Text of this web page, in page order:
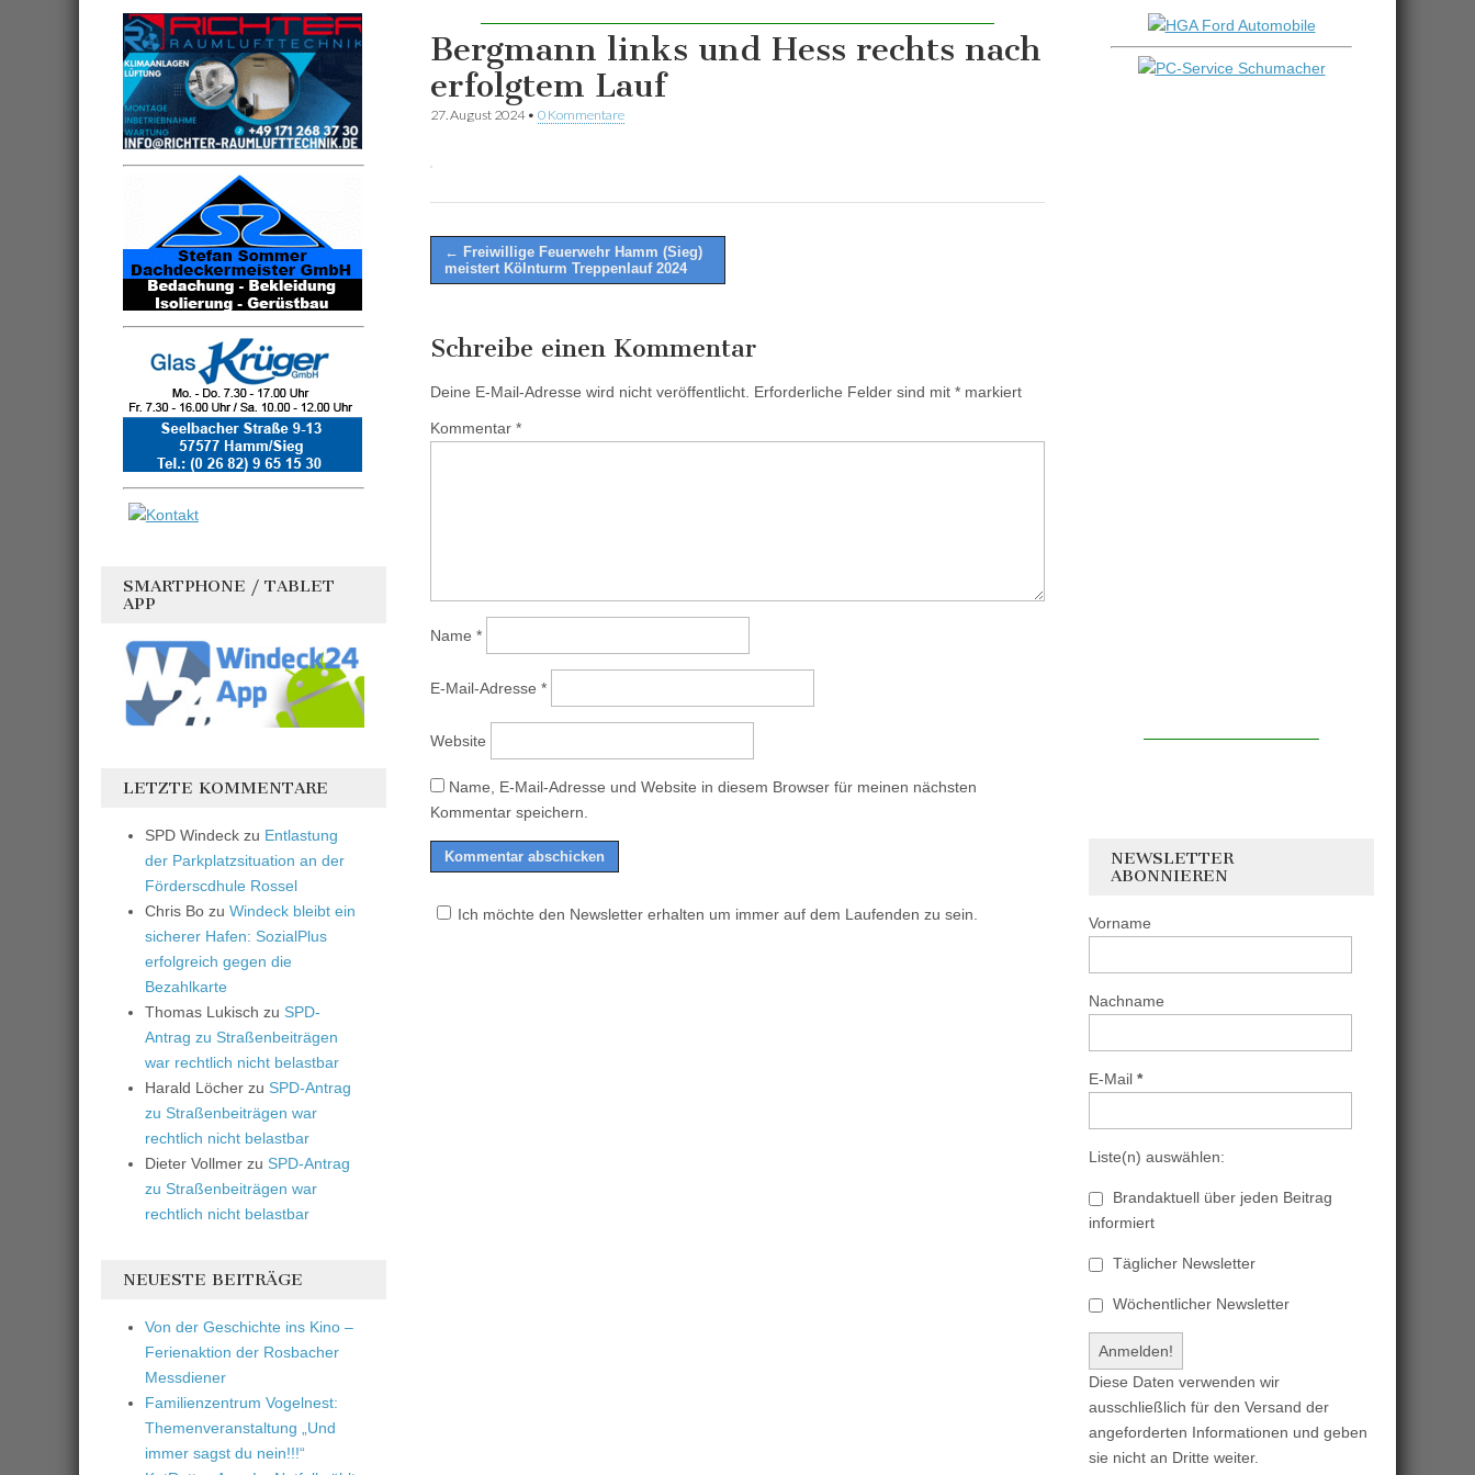
Bergmann links und Hess rechts nach
erfolgtem Lauf
27. August 2024• 0 Kommentare
Post
navigation
← Freiwillige Feuerwehr Hamm (Sieg)
meistert Kölnturm Treppenlauf 2024
Schreibe einen Kommentar
Deine E-Mail-Adresse wird nicht veröffentlicht. Erforderliche Felder sind mit * markiert
Kommentar *
Name *
E-Mail-Adresse *
Website
Name, E-Mail-Adresse und Website in diesem Browser für meinen nächsten
Kommentar speichern.
Ich möchte den Newsletter erhalten um immer auf dem Laufenden zu sein.
SMARTPHONE / TABLET
APP
LETZTE KOMMENTARE
SPD Windeck zu Entlastung
der Parkplatzsituation an der
Förderscdhule Rossel
Chris Bo zu Windeck bleibt ein
sicherer Hafen: SozialPlus
erfolgreich gegen die
Bezahlkarte
Thomas Lukisch zu SPD-
Antrag zu Straßenbeiträgen
war rechtlich nicht belastbar
Harald Löcher zu SPD-Antrag
zu Straßenbeiträgen war
rechtlich nicht belastbar
Dieter Vollmer zu SPD-Antrag
zu Straßenbeiträgen war
rechtlich nicht belastbar
NEUESTE BEITRÄGE
Von der Geschichte ins Kino –
Ferienaktion der Rosbacher
Messdiener
Familienzentrum Vogelnest:
Themenveranstaltung „Und
immer sagst du nein!!!“
NEWSLETTER
ABONNIEREN
Vorname
Nachname
E-Mail *
Liste(n) auswählen:
Brandaktuell über jeden Beitrag
informiert
Täglicher Newsletter
Wöchentlicher Newsletter
Diese Daten verwenden wir
ausschließlich für den Versand der
angeforderten Informationen und geben
sie nicht an Dritte weiter.